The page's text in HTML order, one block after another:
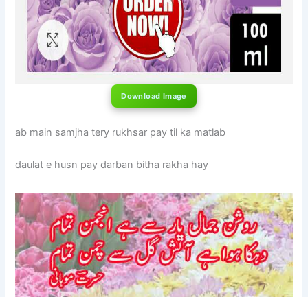
Download Image
ab main samjha tery rukhsar pay til ka matlab
daulat e husn pay darban bitha rakha hay